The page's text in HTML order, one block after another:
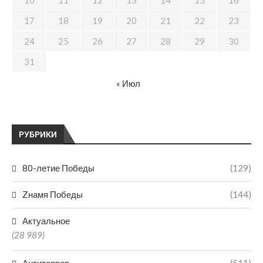
РУБРИКИ
80-летие Победы (129)
Zнамя Победы (144)
Актуальное
(28 989)
17
18 19 20 21 22
23
24
25 26 27 28 29
30
31
« Июл